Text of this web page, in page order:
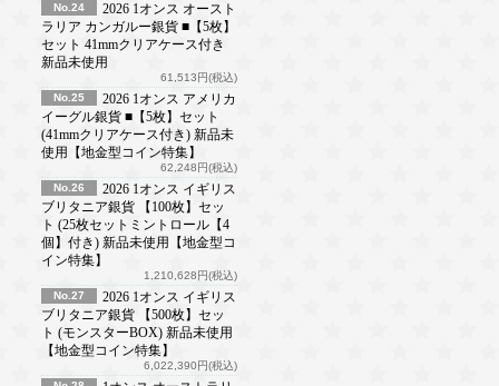
No.24
2026 1オンス オースト
ラリア カンガルー銀貨 ■【5枚】
セット 41mmクリアケース付き
新品未使用
61,513円(税込)
No.25
2026 1オンス アメリカ
イーグル銀貨 ■【5枚】セット
(41mmクリアケース付き) 新品未
使用【地金型コイン特集】
62,248円(税込)
No.26
2026 1オンス イギリス
ブリタニア銀貨 【100枚】セッ
ト (25枚セットミントロール【4
個】付き) 新品未使用【地金型コ
イン特集】
1,210,628円(税込)
No.27
2026 1オンス イギリス
ブリタニア銀貨 【500枚】セッ
ト (モンスターBOX) 新品未使用
【地金型コイン特集】
6,022,390円(税込)